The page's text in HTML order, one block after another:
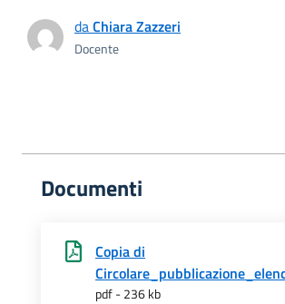
daChiara Zazzeri
Docente
Documenti
Copia di
pdf - 236 kb